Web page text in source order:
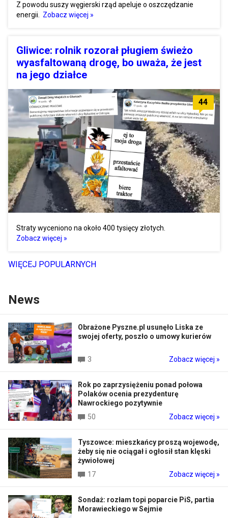
Z powodu suszy węgierski rząd apeluje o oszczędzanie
energii. Zobacz więcej »
Gliwice: rolnik rozorał pługiem świeżo
wyasfaltowaną drogę, bo uważa, że jest
na jego działce
44
Straty wyceniono na około 400 tysięcy złotych.
Zobacz więcej »
WIĘCEJ POPULARNYCH
News
Obrażone Pyszne.pl usunęło Liska ze
swojej oferty, poszło o umowy kurierów
3 Zobacz więcej »
Rok po zaprzysiężeniu ponad połowa
Polaków ocenia prezydenturę
Nawrockiego pozytywnie
50
Zobacz więcej »
Tyszowce: mieszkańcy proszą wojewodę,
żeby się nie ociągał i ogłosił stan klęski
żywiołowej
17
Zobacz więcej »
Sondaż: rozłam topi poparcie PiS, partia
Morawieckiego w Sejmie